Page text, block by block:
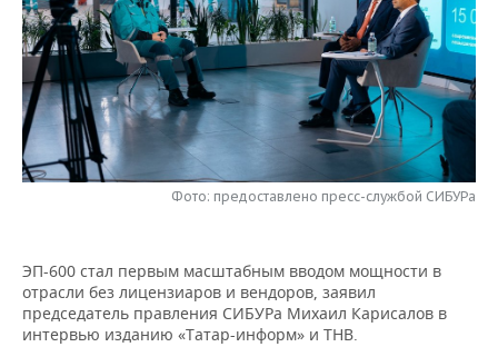
НЕФТЬ
ОПК
ЭНЕРГЕТИКА
РОЗНИЧНАЯ ТОРГОВЛЯ
ТРАНСПОРТ
УСЛУГИ
НОВОСТИ ТЕХНОЛОГИЙ
IT
МЕДИА
ТЕЛЕКОММУНИКАЦИИ
МЕРОПРИЯТИЯ
НОВОСТИ МЕРОПРИЯТИЙ
ВЫЕЗДНАЯ РЕДАКЦИЯ
БИЗНЕС-БРАНЧИ
ОТКРЫТАЯ ЛЕКЦИЯ
СПОРТ
НОВОСТИ СПОРТА
ФУТБОЛ
БАСКЕТБОЛ
ВОЛЕЙБОЛ
ОБЩЕСТВО
НОВОСТИ ОБЩЕСТВА
ИНФРАСТРУКТУРА
ИСТОРИЯ
ФОТОГАЛЕРЕЯ
СПРАВОЧНИК
СПИСОК ПЕРСОН
ПОЛНАЯ ВЕРСИЯ
Фото: предоставлено пресс-службой СИБУРа
ЭП-600 стал первым масштабным вводом мощности в
отрасли без лицензиаров и вендоров, заявил
председатель правления СИБУРа Михаил Карисалов в
интервью изданию «Татар-информ» и ТНВ.